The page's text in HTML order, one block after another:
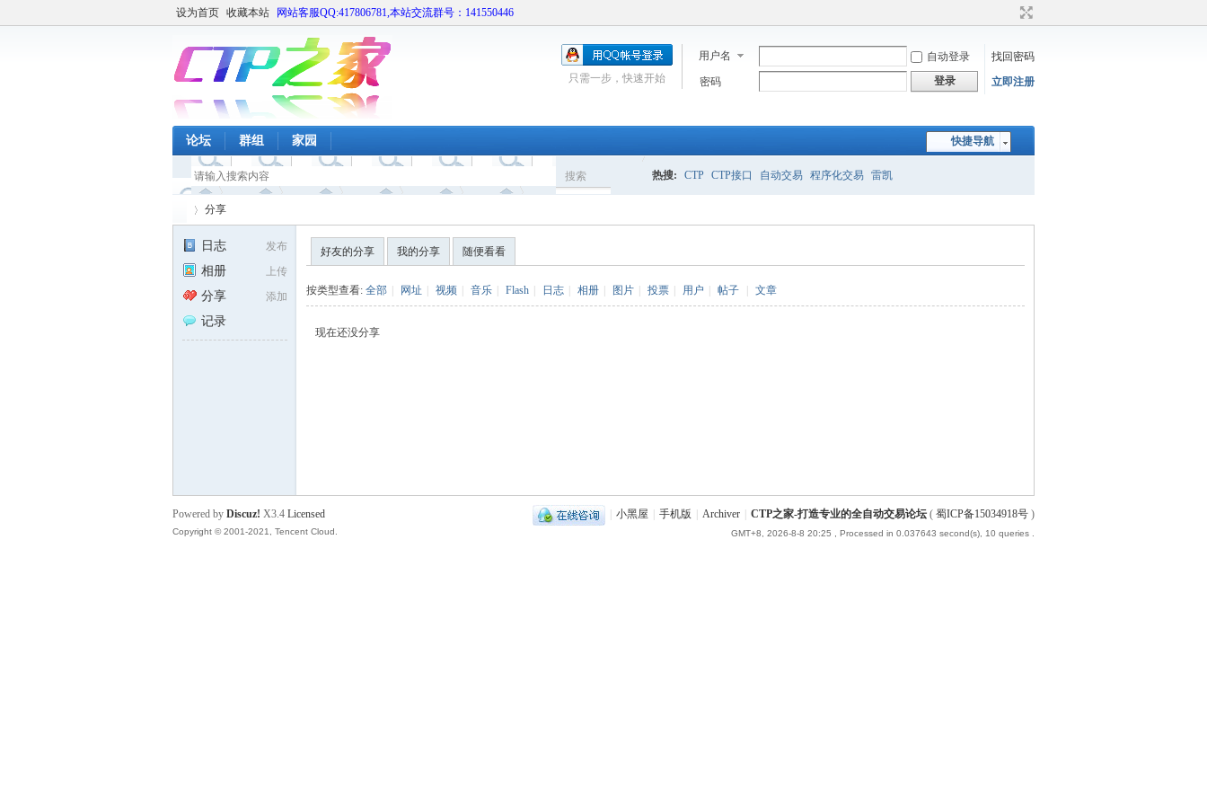
设为首页 收藏本站 网站客服QQ:417806781,本站交流群号：141550446
用户名 自动登录
找回密码
密码
登录 立即注册
只需一步，快速开始
快捷导航
论坛 群组 家园
搜索 热搜: CTP CTP接口 自动交易 程序化交易 雷凯
分享
发布
日志
上传
相册
添加
分享
记录
好友的分享 我的分享 随便看看
按类型查看: 全部 网址 视频 音乐 Flash 日志 相册 图片 投票 用户 帖子 文章
现在还没分享
小黑屋 手机版 Archiver CTP之家-打造专业的全自动交易论坛 ( 蜀ICP备15034918号 )
GMT+8, 2026-8-8 20:25 , Processed in 0.037643 second(s), 10 queries .
Powered by Discuz! X3.4 Licensed
Copyright © 2001-2021, Tencent Cloud.